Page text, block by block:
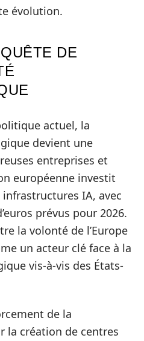
évolution.
DE
actuel, la
devient une
entreprises et
européenne investit
IA, avec
prévus pour 2026.
la volonté de l’Europe
un acteur clé face à la
vis-à-vis des États-
de la
la création de centres